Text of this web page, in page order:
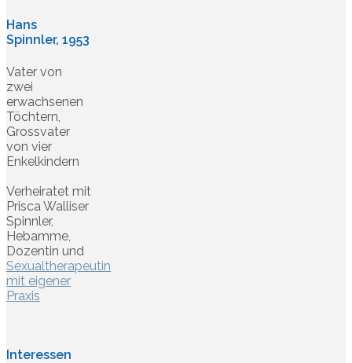
Hans
Spinnler, 1953
Vater von
zwei
erwachsenen
Töchtern,
Grossvater
von vier
Enkelkindern
Verheiratet mit
Prisca Walliser
Spinnler,
Hebamme,
Dozentin und
Sexualtherapeutin
mit eigener
Praxis
Interessen